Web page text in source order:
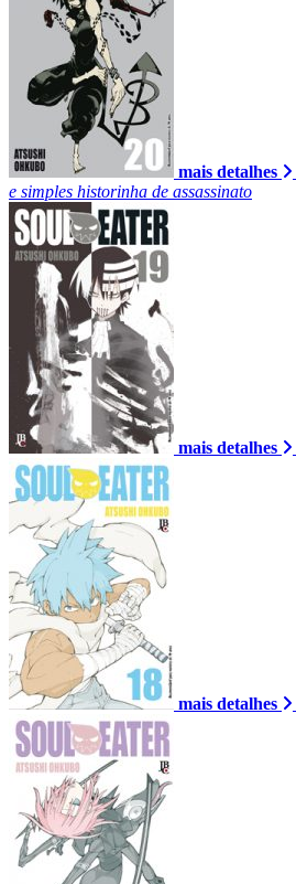
mais detalhes
e simples historinha de assassinato
mais detalhes
mais detalhes